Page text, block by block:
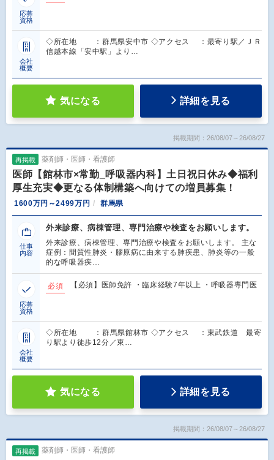
応募
資格
会社
概要
◇所在地 ：群馬県安中市 ◇アクセス ：最寄り駅／ＪＲ
信越本線「安中駅」より…
気になる 詳細を見る
掲載期間：26/08/07～26/08/27
再掲載 薬剤師・医師・看護師
医師【館林市×常勤_呼吸器内科】土日祝日休み◆福利
厚生充実◆更なる体制構築へ向けての増員募集！
1600万円～2499万円 群馬県
仕事
内容
外来診療、病棟管理、専門治療や検査をお願いします。
外来診療、病棟管理、専門治療や検査をお願いします。 主な
症例：間質性肺炎・膠原病に由来する肺疾患、肺炎等の一般
的な呼吸器疾…
応募
資格
必須 【必須】医師免許 ・臨床経験7年以上 ・呼吸器専門医
会社
概要
◇所在地 ：群馬県館林市 ◇アクセス ：東武鉄道 最寄
り駅より徒歩12分／東…
気になる 詳細を見る
掲載期間：26/08/07～26/08/27
再掲載 薬剤師・医師・看護師